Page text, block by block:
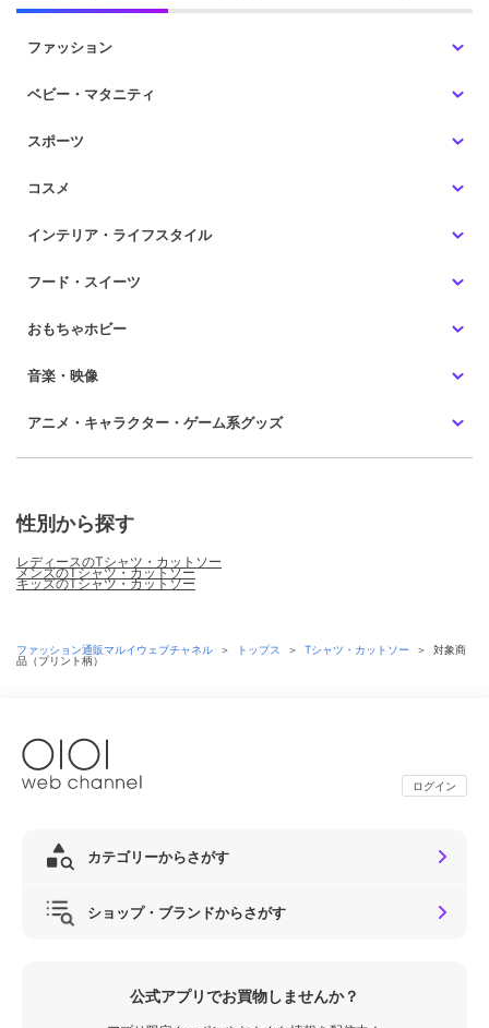
ファッション
ベビー・マタニティ
スポーツ
コスメ
インテリア・ライフスタイル
フード・スイーツ
おもちゃホビー
音楽・映像
アニメ・キャラクター・ゲーム系グッズ
性別から探す
レディースのTシャツ・カットソー
メンズのTシャツ・カットソー
キッズのTシャツ・カットソー
ファッション通販マルイウェブチャネル ＞ トップス ＞ Tシャツ・カットソー ＞
対象商
品（プリント柄）
ログイン
カテゴリーからさがす
ショップ・ブランドからさがす
公式アプリでお買物しませんか？